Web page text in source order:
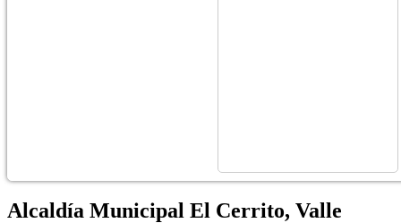
Alcaldía Municipal El Cerrito, Valle